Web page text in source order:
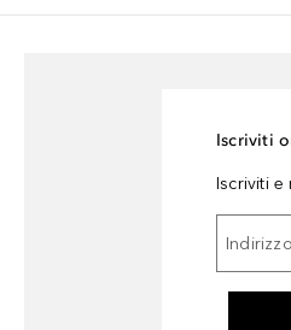
Iscriviti
Iscriviti